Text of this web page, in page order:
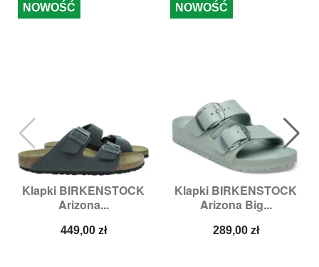
Klapki BIRKENSTOCK
Arizona...
Cena
449,00 zł
NOWOŚĆ
Klapki BIRKENSTOCK
Arizona Big...
Cena
289,00 zł
NOWOŚĆ